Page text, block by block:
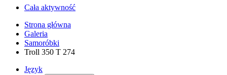
Cała aktywność
Strona główna
Galeria
Samoróbki
Troll 350 T 274
Język